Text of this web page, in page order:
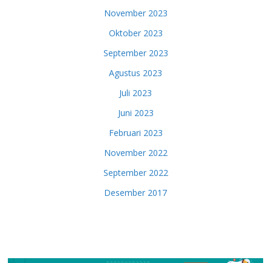
November 2023
Oktober 2023
September 2023
Agustus 2023
Juli 2023
Juni 2023
Februari 2023
November 2022
September 2022
Desember 2017